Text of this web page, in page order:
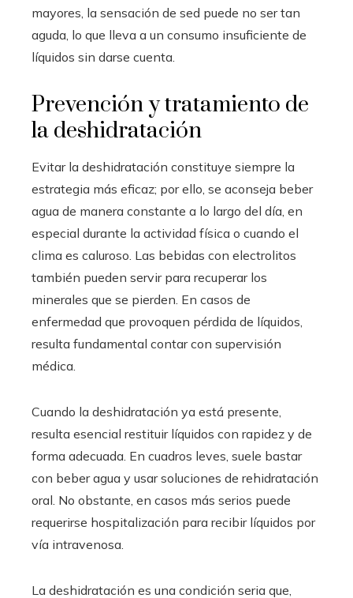
mayores, la sensación de sed puede no ser tan
aguda, lo que lleva a un consumo insuficiente de
líquidos sin darse cuenta.
Prevención y tratamiento de
la deshidratación
Evitar la deshidratación constituye siempre la
estrategia más eficaz; por ello, se aconseja beber
agua de manera constante a lo largo del día, en
especial durante la actividad física o cuando el
clima es caluroso. Las bebidas con electrolitos
también pueden servir para recuperar los
minerales que se pierden. En casos de
enfermedad que provoquen pérdida de líquidos,
resulta fundamental contar con supervisión
médica.
Cuando la deshidratación ya está presente,
resulta esencial restituir líquidos con rapidez y de
forma adecuada. En cuadros leves, suele bastar
con beber agua y usar soluciones de rehidratación
oral. No obstante, en casos más serios puede
requerirse hospitalización para recibir líquidos por
vía intravenosa.
La deshidratación es una condición seria que,